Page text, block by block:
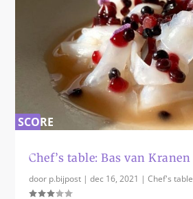
SCORE
%
Chef’s table: Bas van Kranen
door p.bijpost |dec 16, 2021 |Chef's table